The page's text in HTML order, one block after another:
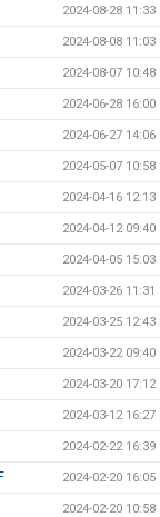
2024-08-28 11:33
2024-08-08 11:03
2024-08-07 10:48
2024-06-28 16:00
2024-06-27 14:06
2024-05-07 10:58
2024-04-16 12:13
2024-04-12 09:40
2024-04-05 15:03
2024-03-26 11:31
2024-03-25 12:43
2024-03-22 09:40
2024-03-20 17:12
2024-03-12 16:27
2024-02-22 16:39
2024-02-20 16:05
2024-02-20 10:58